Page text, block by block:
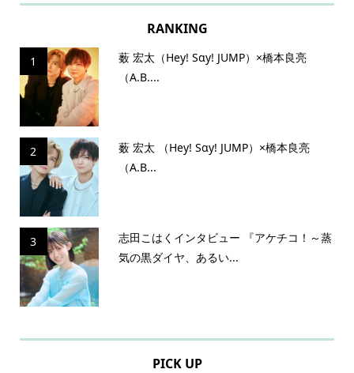
RANKING
1
薮 宏太（Hey! Sɑy! JUMP）×橋本良亮
（A.B....
2
薮 宏太 （Hey! Sɑy! JUMP）×橋本良亮
（A.B...
3
志田こはくインタビュー 『アケチコ！～蒸
気の黒ダイヤ、あるい...
PICK UP